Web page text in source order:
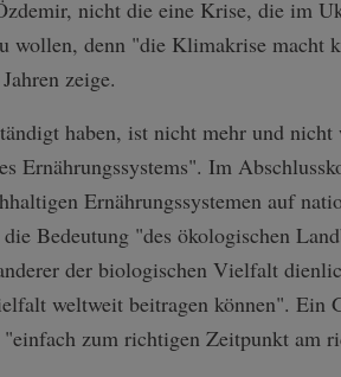
nicht die eine Krise, die im
wollen, denn "die Klimakrise macht
zeige.
haben, ist nicht mehr und
Ernährungssystems". Im
Ernährungssystemen auf
Bedeutung "des ökologischen
der biologischen Vielfalt
weltweit beitragen können". Ein
zum richtigen Zeitpunkt am